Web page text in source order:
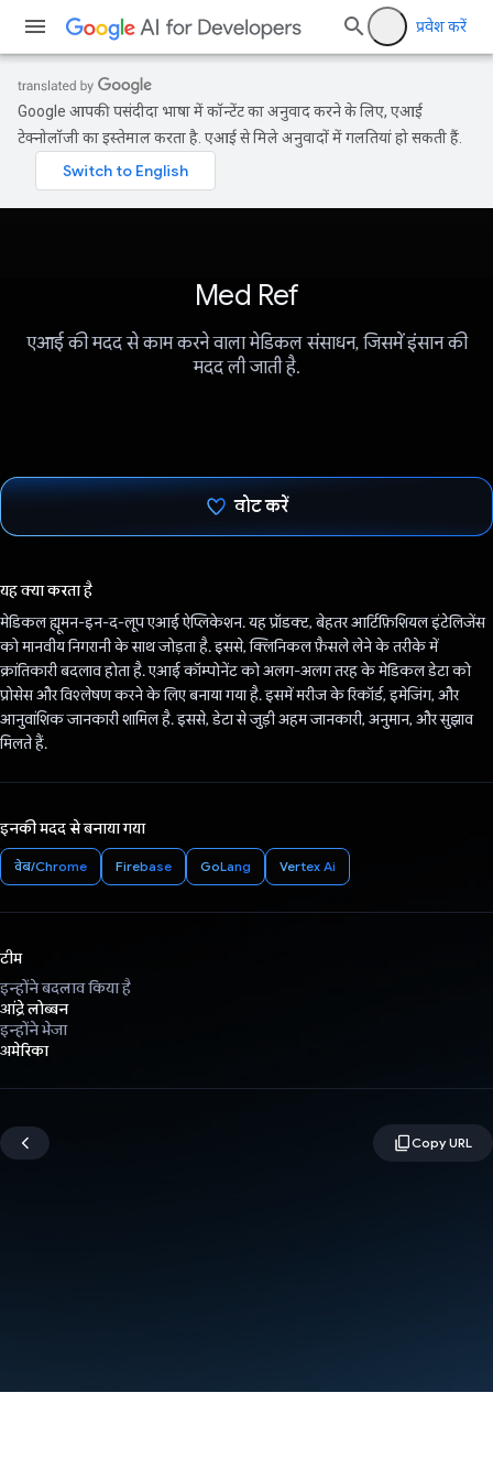
प्रवेश करें
Google आपकी पसंदीदा भाषा में कॉन्टेंट का अनुवाद करने के लिए, एआई
टेक्नोलॉजी का इस्तेमाल करता है. एआई से मिले अनुवादों में गलतियां हो सकती हैं.
Med Ref
एआई की मदद से काम करने वाला मेडिकल संसाधन, जिसमें इंसान की
मदद ली जाती है.
वोट करें
यह क्या करता है
मेडिकल ह्यूमन-इन-द-लूप एआई ऐप्लिकेशन. यह प्रॉडक्ट, बेहतर आर्टिफ़िशियल इंटेलिजेंस
को मानवीय निगरानी के साथ जोड़ता है. इससे, क्लिनिकल फ़ैसले लेने के तरीके में
क्रांतिकारी बदलाव होता है. एआई कॉम्पोनेंट को अलग-अलग तरह के मेडिकल डेटा को
प्रोसेस और विश्लेषण करने के लिए बनाया गया है. इसमें मरीज के रिकॉर्ड, इमेजिंग, और
आनुवांशिक जानकारी शामिल है. इससे, डेटा से जुड़ी अहम जानकारी, अनुमान, और सुझाव
मिलते हैं.
इनकी मदद से बनाया गया
वेब/Chrome Firebase GoLang Vertex Ai
टीम
इन्होंने बदलाव किया है
आंद्रे लोब्बन
इन्होंने भेजा
अमेरिका